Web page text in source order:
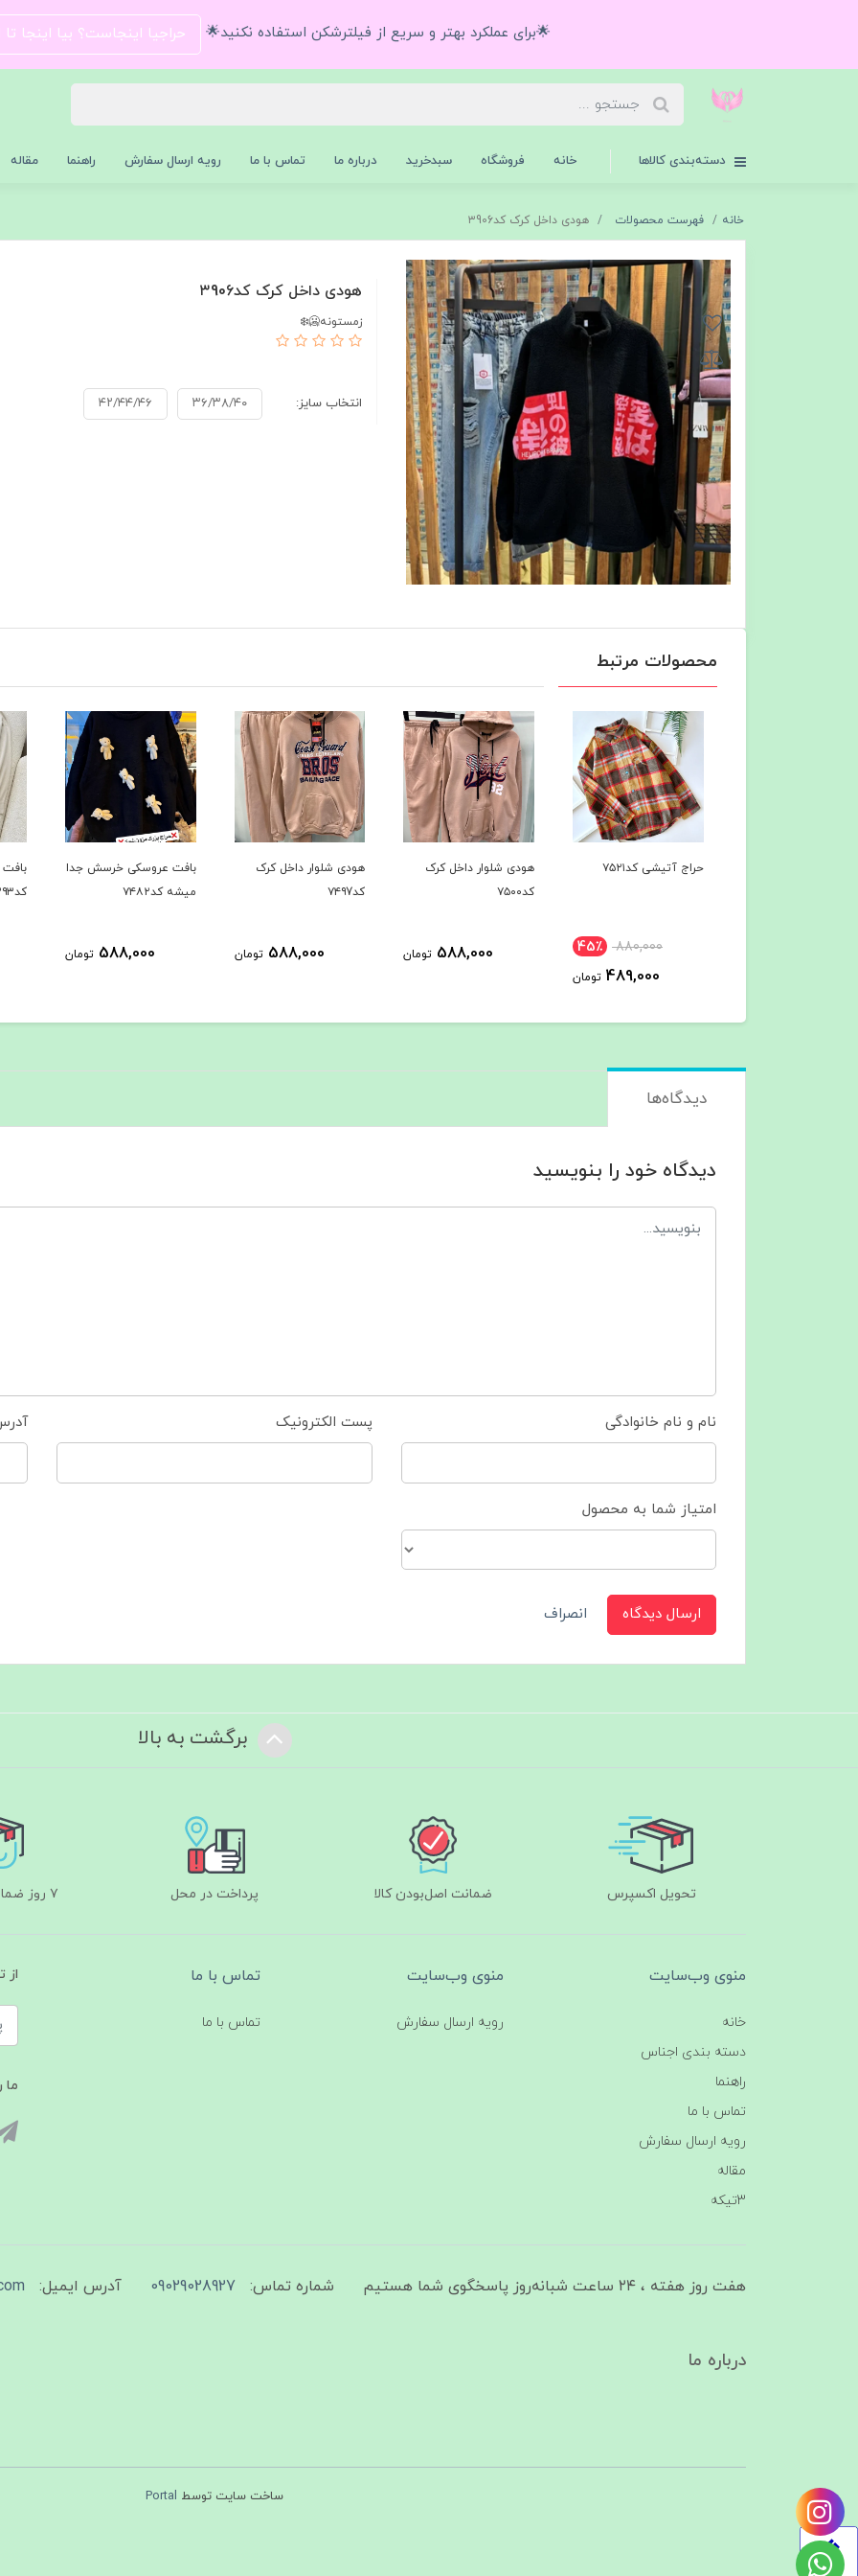
🌟برای عملکرد بهتر و سریع از فیلترشکن استفاده نکنید🌟 حراجیا اینجاست؟ بیا اینجا
دسته‌بندی کالاها خانه فروشگاه سبدخرید درباره ما تماس با ما رویه ارسال سفارش راهنما مقاله
خانه فهرست محصولات هودی داخل کرک کد۳906
هودی داخل کرک کد۳906
زمستونه🥶❄️
انتخاب سایز: ۳۶/۳۸/۴۰ ۴۲/۴۴/۴۶
محصولات مرتبط
هودی شلوار داخل کرک
588,000 تومان
هودی شلوار داخل کرک
کد۷۴۹7
588,000 تومان
بافت عروسکی خرسش جدا
میشه کد۷۴۸۲
588,000 تومان
بافت دوتیکه پر فروش
کد۷۳۹۳
1,289,000 تومان
حراجی
دیدگاه‌ها
دیدگاه خود را بنویسید
نام و نام خانوادگی پست الکترونیک
امتیاز شما به محصول
ارسال دیدگاه انصراف
برگشت به بالا
تحویل اکسپرس ضمانت اصل‌بودن کالا پرداخت در محل ۷ روز ضمانت بازگشت
منوی وب‌سایت
خانه
دسته بندی اجناس
راهنما
تماس با ما
رویه ارسال سفارش
مقاله
3تیکه
منوی وب‌سایت
رویه ارسال سفارش
تماس با ما
تماس با ما
از
ما
هفت روز هفته ، ۲۴ ساعت شبانه‌روز پاسخگوی شما هستیم شماره تماس: 09029028927 آدرس ایمیل:
درباره ما
ساخت سایت توسط Portal